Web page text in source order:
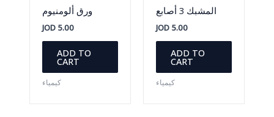
ورق ألومنيوم
JOD5.00
ADD TO
CART
كيمياء
المشبك 3 أصابع
JOD 5.00
ADD TO
CART
كيمياء